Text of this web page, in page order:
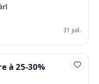
31 juil.
à 25-30%